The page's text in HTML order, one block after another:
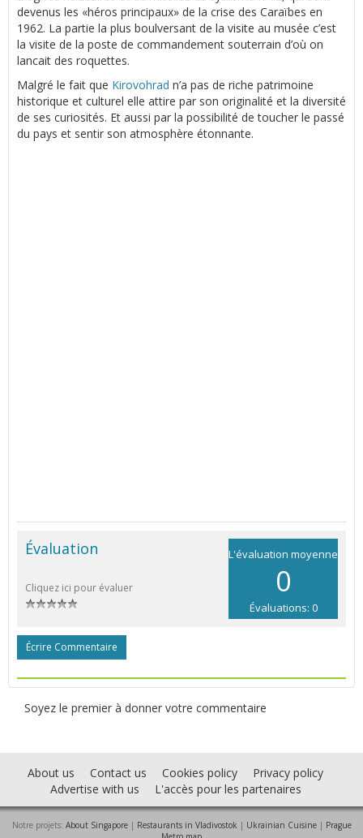
devenus les «héros principaux» de la crise des Caraïbes en
1962. La partie la plus boulversant de la visite au musée c’est
la visite de la poste de commandement souterrain d’où on
lancait des roquettes.
Malgré le fait que Kirovohrad n’a pas de riche patrimoine
historique et culturel elle attire par son originalité et la diversité
de ses curiosités. Et aussi par la possibilité de toucher le passé
du pays et sentir son atmosphère étonnante.
L'évaluation moyenne
0
Évaluations: 0
Évaluation
Cliquez ici pour évaluer
Écrire Commentaire
Soyez le premier à donner votre commentaire
About us Contact us Cookies policy
Privacy policy
Advertise with us
L'accès pour les partenaires
Notre projets: About Singapore| Restaurants in Vladivostok | Ukrainian Cuisine| Prague